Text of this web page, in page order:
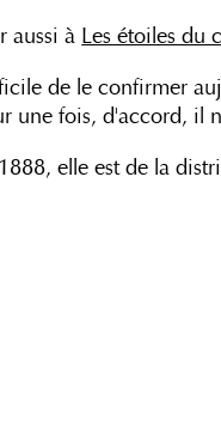
aussi à Les étoiles du
de le confirmer
une fois, d'accord, il
elle est de la